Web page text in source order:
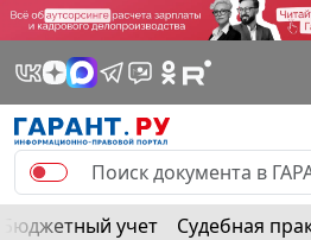
Бюджетный учет Судебная